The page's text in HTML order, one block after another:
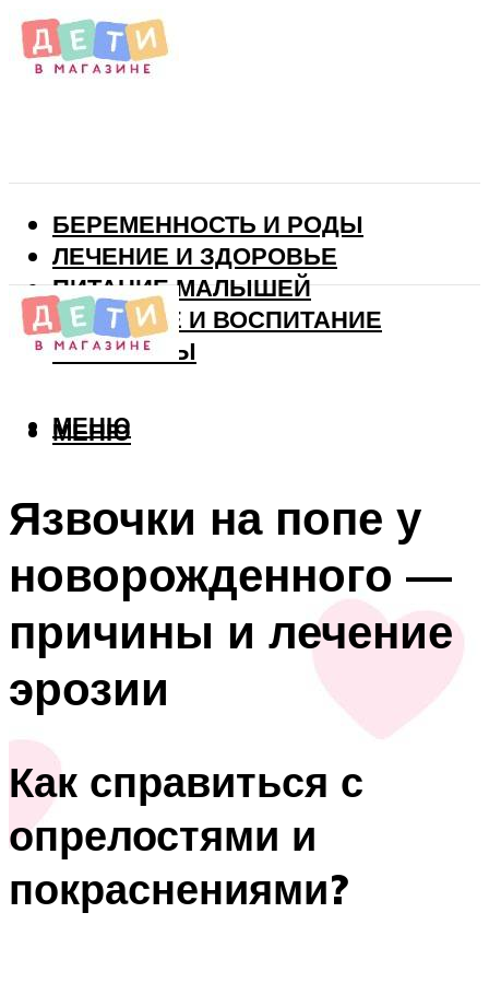
БЕРЕМЕННОСТЬ И РОДЫ
ЛЕЧЕНИЕ И ЗДОРОВЬЕ
ПИТАНИЕ МАЛЫШЕЙ
РАЗВИТИЕ И ВОСПИТАНИЕ
ВИТАМИНЫ
МЕНЮ
МЕНЮ
Язвочки на попе у
новорожденного —
причины и лечение
эрозии
Как справиться с
опрелостями и
покраснениями?